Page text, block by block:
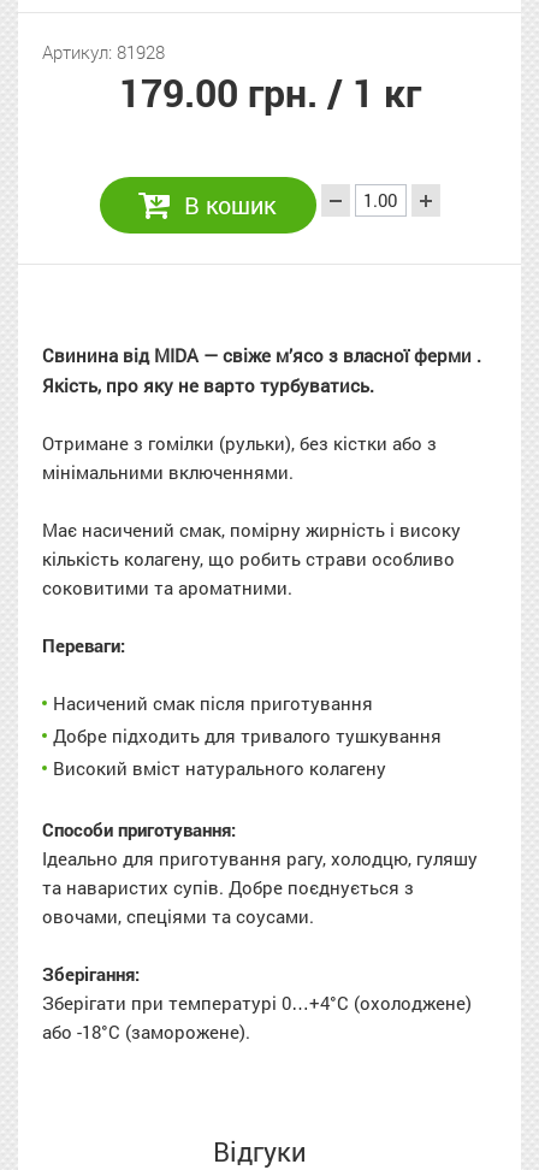
Артикул: 81928
179.00 грн. / 1 кг
В кошик
Свинина від MIDA — свіже м’ясо з власної ферми .
Якість, про яку не варто турбуватись.
Отримане з гомілки (рульки), без кістки або з
мінімальними включеннями.
Має насичений смак, помірну жирність і високу
кількість колагену, що робить страви особливо
соковитими та ароматними.
Переваги:
Насичений смак після приготування
Добре підходить для тривалого тушкування
Високий вміст натурального колагену
Способи приготування:
Ідеально для приготування рагу, холодцю, гуляшу
та наваристих супів. Добре поєднується з
овочами, спеціями та соусами.
Зберігання:
Зберігати при температурі 0…+4°C (охолоджене)
або -18°C (заморожене).
Відгуки